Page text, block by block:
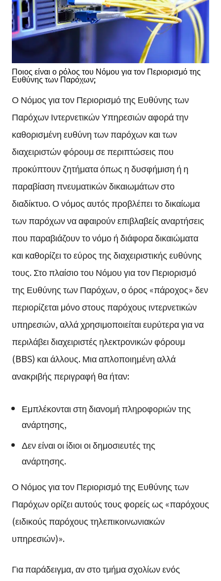
Ποιος είναι ο ρόλος του Νόμου για τον Περιορισμό της
Ευθύνης των Παρόχων;
Ο Νόμος για τον Περιορισμό της Ευθύνης των
Παρόχων Ιντερνετικών Υπηρεσιών αφορά την
καθορισμένη ευθύνη των παρόχων και των
διαχειριστών φόρουμ σε περιπτώσεις που
προκύπτουν ζητήματα όπως η δυσφήμιση ή η
παραβίαση πνευματικών δικαιωμάτων στο
διαδίκτυο. Ο νόμος αυτός προβλέπει το δικαίωμα
των παρόχων να αφαιρούν επιβλαβείς αναρτήσεις
που παραβιάζουν το νόμο ή διάφορα δικαιώματα
και καθορίζει το εύρος της διαχειριστικής ευθύνης
τους. Στο πλαίσιο του Νόμου για τον Περιορισμό
της Ευθύνης των Παρόχων, ο όρος «πάροχος» δεν
περιορίζεται μόνο στους παρόχους ιντερνετικών
υπηρεσιών, αλλά χρησιμοποιείται ευρύτερα για να
περιλάβει διαχειριστές ηλεκτρονικών φόρουμ
(BBS) και άλλους. Μια απλοποιημένη αλλά
ανακριβής περιγραφή θα ήταν:
Εμπλέκονται στη διανομή πληροφοριών της
ανάρτησης,
Δεν είναι οι ίδιοι οι δημοσιευτές της
ανάρτησης.
Ο Νόμος για τον Περιορισμό της Ευθύνης των
Παρόχων ορίζει αυτούς τους φορείς ως «παρόχους
(ειδικούς παρόχους τηλεπικοινωνιακών
υπηρεσιών)».
Για παράδειγμα, αν στο τμήμα σχολίων ενός